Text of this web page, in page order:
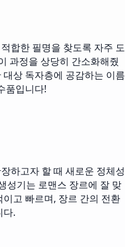
합한 필명을 찾도록 자주 도
과정을 상당히 간소화해줬
상 독자층에 공감하는 이름
품입니다!
하고자 할 때 새로운 정체성
성기는 로맨스 장르에 잘 맞
고 빠르며, 장르 간의 전환
다.